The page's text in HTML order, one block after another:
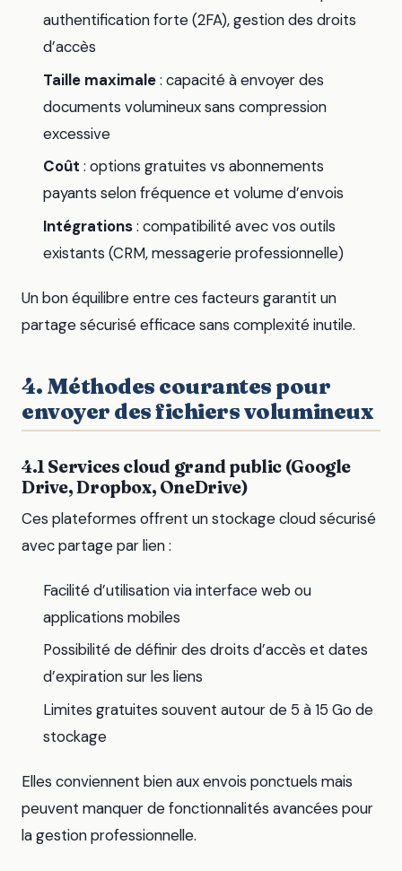
authentification forte (2FA), gestion des droits
d’accès
Taille maximale: capacité à envoyer des
documents volumineux sans compression
excessive
Coût : options gratuites vs abonnements
payants selon fréquence et volume d’envois
Intégrations: compatibilité avec vos outils
existants (CRM, messagerie professionnelle)
Un bon équilibre entre ces facteurs garantit un
partage sécurisé efficace sans complexité inutile.
4. Méthodes courantes pour
envoyer des fichiers volumineux
4.1 Services cloud grand public (Google
Drive, Dropbox, OneDrive)
Ces plateformes offrent un stockage cloud sécurisé
avec partage par lien :
Facilité d’utilisation via interface web ou
applications mobiles
Possibilité de définir des droits d’accès et dates
d’expiration sur les liens
Limites gratuites souvent autour de 5 à 15 Go de
stockage
Elles conviennent bien aux envois ponctuels mais
peuvent manquer de fonctionnalités avancées pour
la gestion professionnelle.